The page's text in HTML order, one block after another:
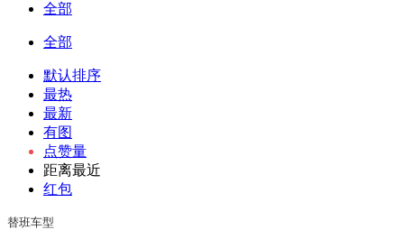
全部
全部
默认排序
最热
最新
有图
点赞量
距离最近
红包
替班车型